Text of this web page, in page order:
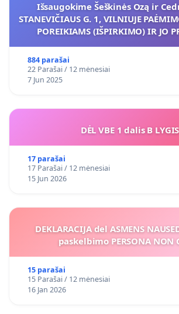
Išsaugokime Šeškinės Ozą ir
STANEVIČIAUS G. 1, VILNIUJE
POREIKIAMS (IŠPIRKIMO) IR JO
884 parašai
22 Parašai / 12 mėnesiai
7 Jun 2025
DĖL VBE 1 dalis B
17 parašai
17 Parašai / 12 mėnesiai
15 Jun 2026
DEKLARACIJA del ASMENS
paskelbimo PERSONA NON
15 parašai
15 Parašai / 12 mėnesiai
16 Jan 2026